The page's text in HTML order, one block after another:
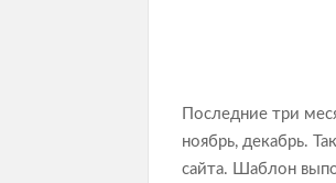
Последние три
ноябрь, декабрь.
сайта. Шаблон